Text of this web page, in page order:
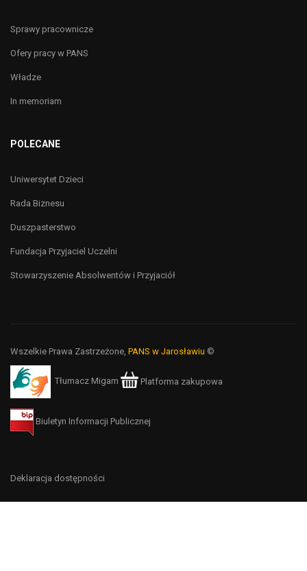
Sprawy pracownicze
Ofery pracy w PANS
Władze
In memoriam
POLECANE
Uniwersytet Dzieci
Rada Biznesu
Duszpasterstwo
Fundacja Przyjaciel Uczelni
Stowarzyszenie Absolwentów i Przyjaciół
Wszelkie Prawa Zastrzeżone, PANS w Jarosławiu ©
Tłumacz Migam Platforma zakupowa
Biuletyn Informacji Publicznej
Deklaracja dostępności